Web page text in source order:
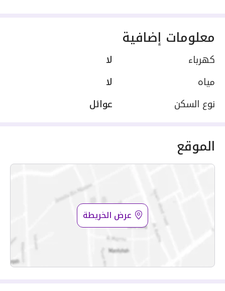
معلومات إضافية
كهرباء
لا
مياه
لا
نوع السكن
عوائل
الموقع
عرض الخريطة